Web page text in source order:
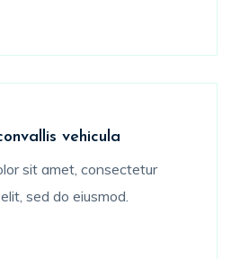
vehicula
sit amet, consectetur
sed do eiusmod.